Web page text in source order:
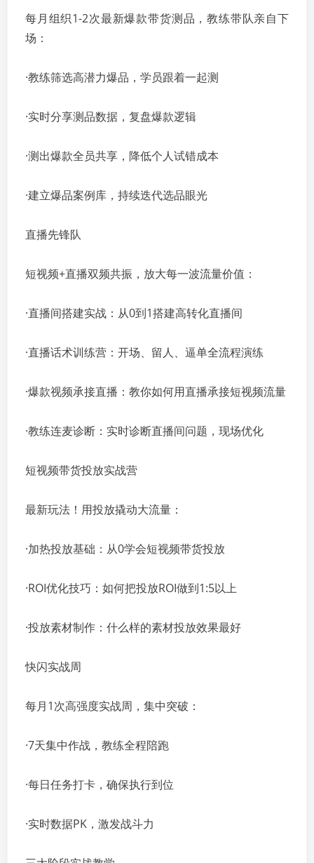
每月组织1-2次最新爆款带货测品，教练带队亲自下
场：
·教练筛选高潜力爆品，学员跟着一起测
·实时分享测品数据，复盘爆款逻辑
·测出爆款全员共享，降低个人试错成本
·建立爆品案例库，持续迭代选品眼光
直播先锋队
短视频+直播双频共振，放大每一波流量价值：
·直播间搭建实战：从0到1搭建高转化直播间
·直播话术训练营：开场、留人、逼单全流程演练
·爆款视频承接直播：教你如何用直播承接短视频流量
·教练连麦诊断：实时诊断直播间问题，现场优化
短视频带货投放实战营
最新玩法！用投放撬动大流量：
·加热投放基础：从0学会短视频带货投放
·ROI优化技巧：如何把投放ROI做到1:5以上
·投放素材制作：什么样的素材投放效果最好
快闪实战周
每月1次高强度实战周，集中突破：
·7天集中作战，教练全程陪跑
·每日任务打卡，确保执行到位
·实时数据PK，激发战斗力